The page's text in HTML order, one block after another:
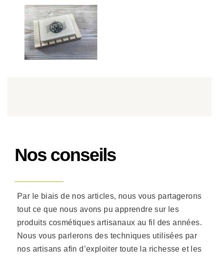
Nos conseils
Par le biais de nos articles, nous vous partagerons
tout ce que nous avons pu apprendre sur les
produits cosmétiques artisanaux au fil des années.
Nous vous parlerons des techniques utilisées par
nos artisans afin d’exploiter toute la richesse et les